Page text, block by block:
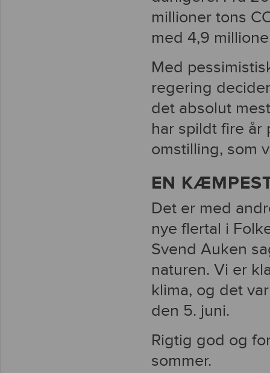
millioner tons
med 4,9
Med
regering
det absolut
har spildt fire år
omstilling, som
EN
Det er med
nye flertal i
Svend Auken
naturen. Vi er
klima, og det
den 5. juni.
Rigtig god og
sommer.